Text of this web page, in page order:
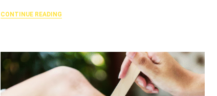
CONTINUE READING